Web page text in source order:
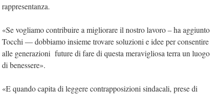
rappresentanza.
«Se vogliamo contribuire a migliorare il nostro lavoro – ha aggiunto
Tocchi — dobbiamo insieme trovare soluzioni e idee per consentire
alle generazioni future di fare di questa meravigliosa terra un luogo
di benessere».
«E quando capita di leggere contrapposizioni sindacali, prese di